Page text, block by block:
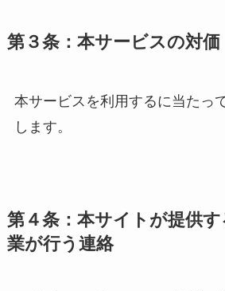
第３条：本サービスの対価
本サービスを利用するに当たっ
します。
第４条：本サイトが提供
業が行う連絡